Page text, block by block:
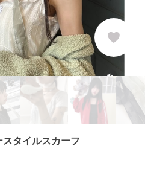
タイルスカーフ